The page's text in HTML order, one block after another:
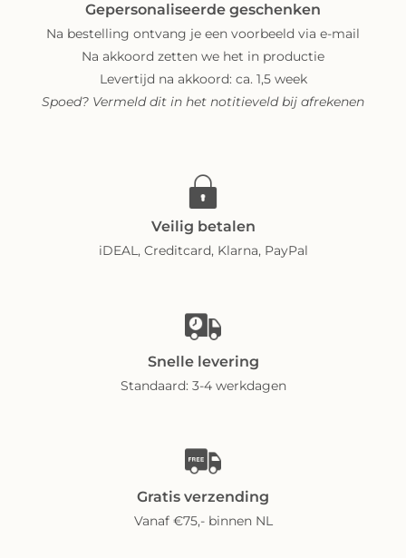
Gepersonaliseerde geschenken
Na bestelling ontvang je een voorbeeld via e-mail
Na akkoord zetten we het in productie
Levertijd na akkoord: ca. 1,5 week
Spoed? Vermeld dit in het notitieveld bij afrekenen
Veilig betalen
iDEAL, Creditcard, Klarna, PayPal
Snelle levering
Standaard: 3-4 werkdagen
Gratis verzending
Vanaf €75,- binnen NL